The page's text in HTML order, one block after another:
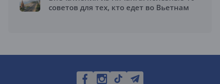
советов для тех, кто едет во Вьетнам